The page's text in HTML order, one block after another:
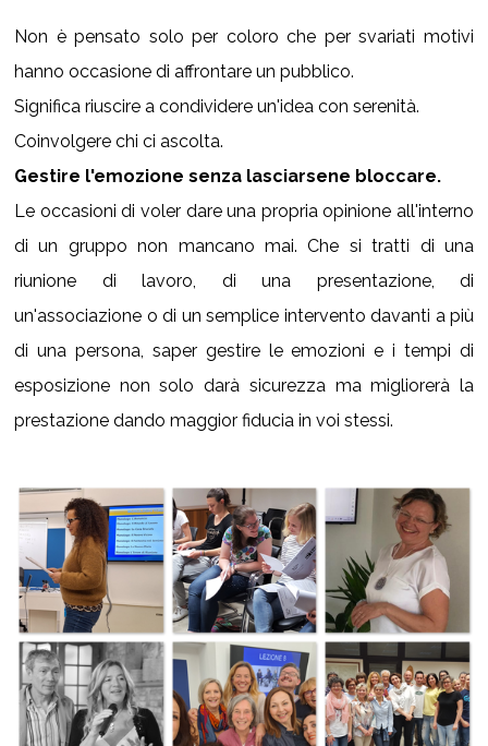
Non è pensato solo per coloro che per svariati motivi
hanno occasione di affrontare un pubblico.
Significa riuscire a condividere un'idea con serenità.
Coinvolgere chi ci ascolta.
Gestire l'emozione senza lasciarsene bloccare.
Le occasioni di voler dare una propria opinione all'interno
di un gruppo non mancano mai.Che si tratti di una
riunione di lavoro, di una presentazione, di
un'associazione o di un semplice intervento davanti a più
di una persona, saper gestire le emozioni e i tempi di
esposizione non solo darà sicurezza ma migliorerà la
prestazione dando maggior fiducia in voi stessi.